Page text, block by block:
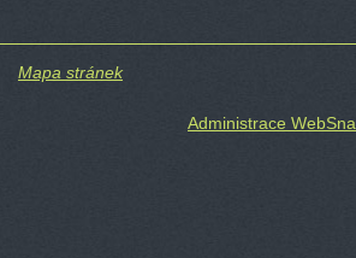
Mapa stránek
Administrace